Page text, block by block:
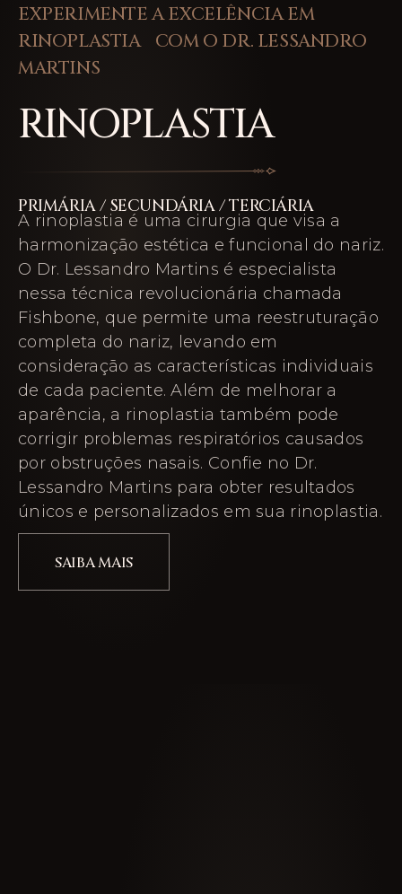
EXPERIMENTE A EXCELÊNCIA EM
RINOPLASTIA COM O DR. LESSANDRO
MARTINS
RINOPLASTIA
PRIMÁRIA / SECUNDÁRIA / TERCIÁRIA
A rinoplastia é uma cirurgia que visa a
harmonização estética e funcional do nariz.
O Dr. Lessandro Martins é especialista
nessa técnica revolucionária chamada
Fishbone, que permite uma reestruturação
completa do nariz, levando em
consideração as características individuais
de cada paciente. Além de melhorar a
aparência, a rinoplastia também pode
corrigir problemas respiratórios causados
por obstruções nasais. Confie no Dr.
Lessandro Martins para obter resultados
únicos e personalizados em sua rinoplastia.
SAIBA MAIS